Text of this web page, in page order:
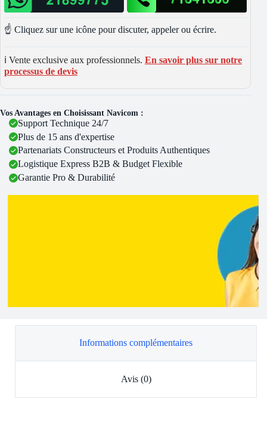
☝️ Cliquez sur une icône pour discuter, appeler ou écrire.
ℹ️ Vente exclusive aux professionnels. En savoir plus sur notre
processus de devis
Vos Avantages en Choisissant Navicom :
Support Technique 24/7
Plus de 15 ans d'expertise
Partenariats Constructeurs et Produits Authentiques
Logistique Express B2B & Budget Flexible
Garantie Pro & Durabilité
Informations complémentaires
Avis (0)